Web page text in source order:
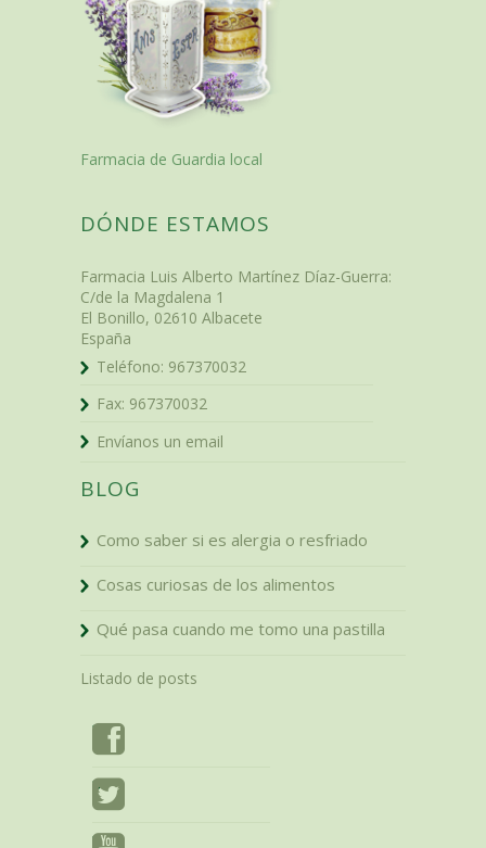
Farmacia de Guardia local
DÓNDE ESTAMOS
Farmacia Luis Alberto Martínez Díaz-Guerra:
C/de la Magdalena 1
El Bonillo, 02610 Albacete
España
Teléfono: 967370032
Fax: 967370032
Envíanos un email
BLOG
Como saber si es alergia o resfriado
Cosas curiosas de los alimentos
Qué pasa cuando me tomo una pastilla
Listado de posts